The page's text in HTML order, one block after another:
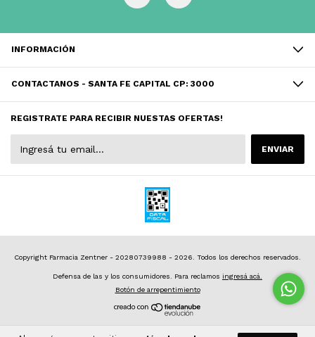
INFORMACIÓN
CONTACTANOS - SANTA FE CAPITAL CP: 3000
REGISTRATE PARA RECIBIR NUESTAS OFERTAS!
Copyright Farmacia Zentner - 20280739988 - 2026. Todos los derechos reservados.
Defensa de las y los consumidores. Para reclamos ingresá acá.
Botón de arrepentimiento